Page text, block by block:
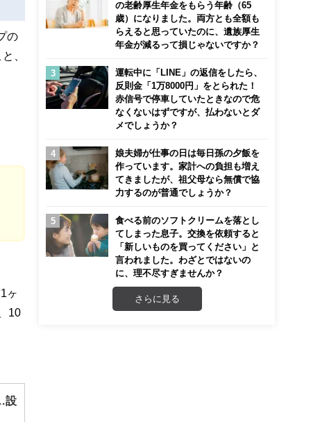
の
、
ヶ
10
設
の老齢厚生年金をもらう年齢（65
歳）になりました。両方とも全額も
らえると思っていたのに、遺族厚生
年金が減るって損じゃないですか？
運転中に「LINE」の返信をしたら、
反則金「1万8000円」をとられた！
赤信号で停車していたときなので危
なくないはずですが、払わないとダ
メでしょうか？
娘夫婦が仕事の日は毎日孫の夕飯を
作っています。家計への負担も増え
てきましたが、祖父母なら無償で協
力するのが普通でしょうか？
食べる前のソフトクリームを落とし
てしまった息子。交換を依頼すると
「新しいものを買ってください」と
言われました。わざとではないの
に、理不尽すぎませんか？
さらに見る